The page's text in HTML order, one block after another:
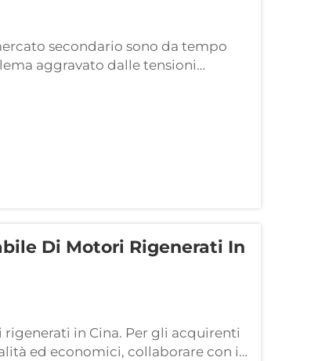
secondario sono da tempo
aggravato dalle tensioni
interruzioni nei processi
da macchinari pesanti...
Di Motori Rigenerati In
in Cina. Per gli acquirenti
ed economici, collaborare con il